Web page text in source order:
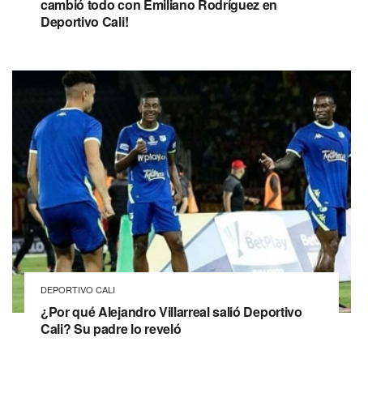
cambió todo con Emiliano Rodríguez en
Deportivo Cali!
DEPORTIVO CALI
¿Por qué Alejandro Villarreal salió Deportivo
Cali? Su padre lo reveló